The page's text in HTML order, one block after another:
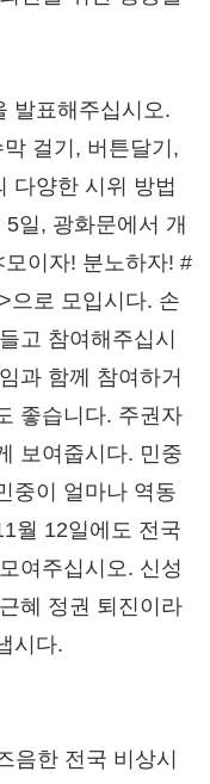
발표해주십시오.
걸기, 버튼달기,
다양한 시위 방법
일, 광화문에서 개
이자! 분노하자! #
으로 모입시다. 손
고 참여해주십시
과 함께 참여하거
좋습니다. 주권자
보여줍시다. 민중
중이 얼마나 역동
월 12일에도 전국
여주십시오. 신성
혜 정권 퇴진이라
시다.
음한 전국 비상시